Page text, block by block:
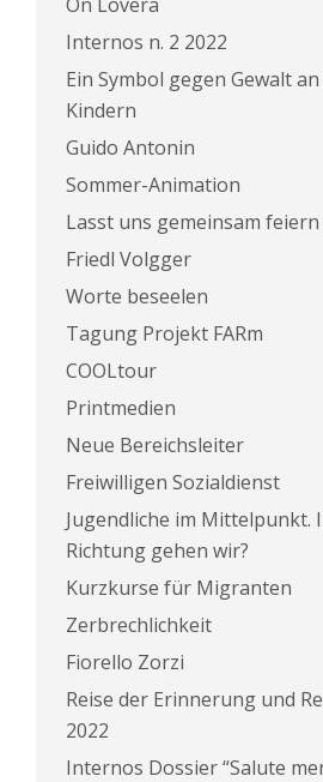
Internos n. 2 2022
Ein Symbol gegen Gewalt
Kindern
Guido Antonin
Sommer-Animation
Lasst uns gemeinsam feiern
Friedl Volgger
Worte beseelen
Tagung Projekt FARm
COOLtour
Printmedien
Neue Bereichsleiter
Freiwilligen Sozialdienst
Jugendliche im Mittelpunkt.
Richtung gehen wir?
Kurzkurse für Migranten
Zerbrechlichkeit
Fiorello Zorzi
Reise der Erinnerung und
2022
Internos Dossier “Salute